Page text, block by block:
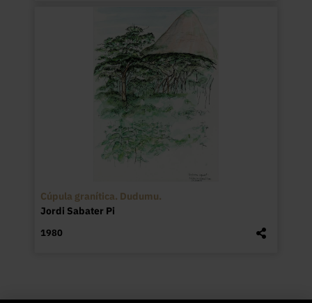
Cúpula granítica. Dudumu.
Jordi Sabater Pi
1980